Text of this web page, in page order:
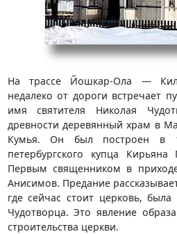
На трассе Йошкар-Ола —
недалеко от дороги встречает
имя святителя Николая
древности деревянный храм в
Кумья. Он был построен в
петербургского купца
Первым священником в
Анисимов. Предание
где сейчас стоит церковь,
Чудотворца. Это явление
строительства церкви.